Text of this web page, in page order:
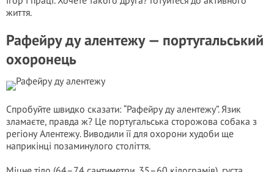
життя.
Рафейру ду алентежу — португальський
охоронець
Спробуйте швидко сказати: “Рафейру ду алентежу”. Язик
зламаєте, правда ж? Це португальська сторожова собака з
регіону Алентежу. Виводили її для охорони худоби ще
наприкінці позаминулого століття.